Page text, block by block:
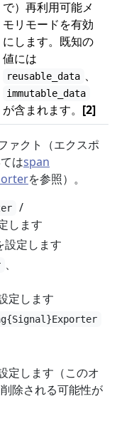
で）再利用可能メ
モリモードを有効
にします。既知の
値には
reusable_data 、
immutable_data
が含まれます。 [2]
ァクト（エクスポ
はspan
を参照）。
/
します
設定します
、
定します
定します（このオ
除される可能性が